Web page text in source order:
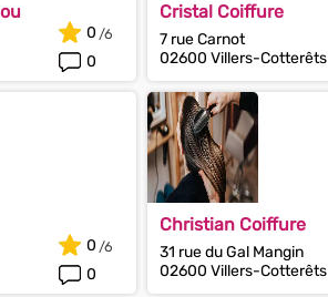
0
0
Cristal Coiffure
7 rue Carnot
02600 Villers-Cotterêts
0
0
Christian Coiffure
31 rue du Gal Mangin
02600 Villers-Cotterêts